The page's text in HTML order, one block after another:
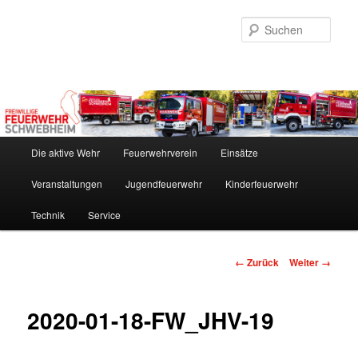
Die aktive Wehr Feuerwehrverein Einsätze
Veranstaltungen Jugendfeuerwehr Kinderfeuerwehr
Technik Service
Bilder-
← Zurück Weiter →
2020-01-18-FW_JHV-19